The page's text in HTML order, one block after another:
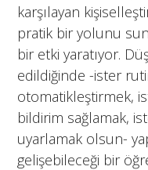
karşılayan
pratik bir yolunu
bir etki yaratıyor.
edildiğinde -ister
otomatikleştirmek,
bildirim sağlamak,
uyarlamak olsun-
gelişebileceği bir